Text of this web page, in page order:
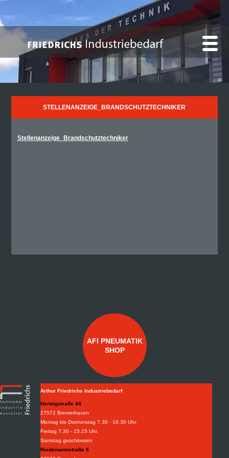
STELLENANZEIGE_BRANDSCHUTZTECHNIKER
Stellenanzeige_Brandschutztechniker
AFI PNEUMATIK
SHOP
Arthur Friedrichs Industriebedarf
Herwigstraße 44
27572 Bremerhaven
Montag bis Donnerstag 7.30 - 16.30 Uhr,
Freitag 7.30 - 15.15 Uhr,
Samstag geschlossen
Riedemannstraße 5